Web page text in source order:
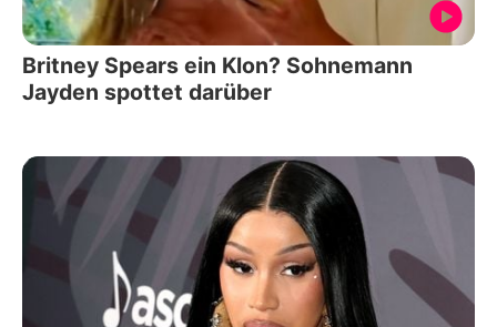
Britney Spears ein Klon? Sohnemann
Jayden spottet darüber